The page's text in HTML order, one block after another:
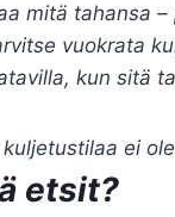
mitä tahansa
vuokrata
kun sitä
ei
etsit?